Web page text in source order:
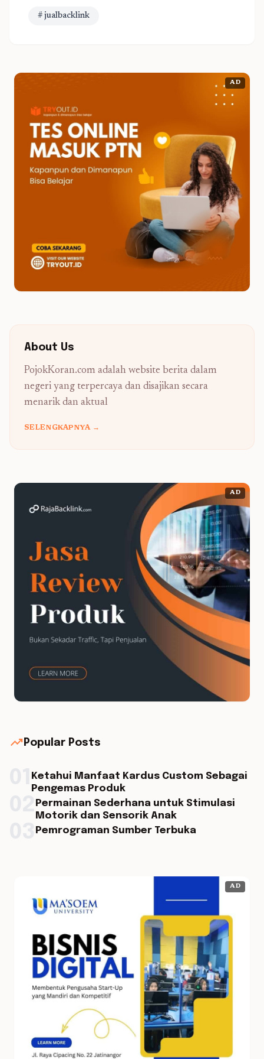
# jualbacklink
AD
About Us
PojokKoran.com adalah website berita dalam
negeri yang terpercaya dan disajikan secara
menarik dan aktual
SELENGKAPNYA →
AD
trending_up Popular Posts
Ketahui Manfaat Kardus Custom Sebagai
Pengemas Produk
Permainan Sederhana untuk Stimulasi
Motorik dan Sensorik Anak
Pemrograman Sumber Terbuka
AD